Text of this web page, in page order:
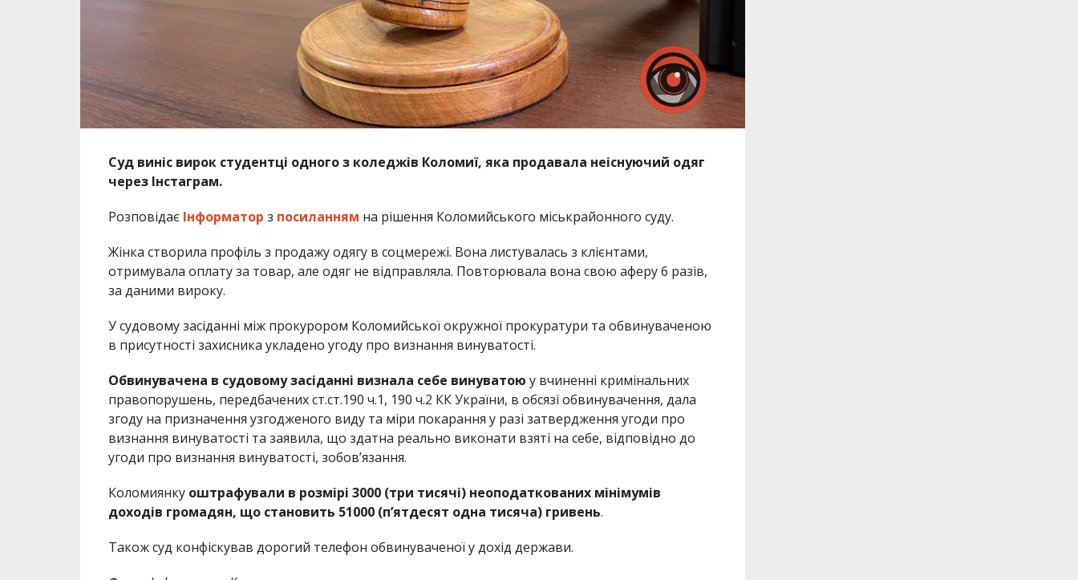
Суд виніс вирок студентці одного з коледжів Коломиї, яка продавала неіснуючий одяг
через Інстаграм.
РозповідаєІнформатор з посиланням на рішення Коломийського міськрайонного суду.
Жінка створила профіль з продажу одягу в соцмережі. Вона листувалась з клієнтами,
отримувала оплату за товар, але одяг не відправляла. Повторювала вона свою аферу 6 разів,
за даними вироку.
У судовому засіданні між прокурором Коломийської окружної прокуратури та обвинуваченою
в присутності захисника укладено угоду про визнання винуватості.
Обвинувачена в судовому засіданні визнала себе винуватою у вчиненні кримінальних
правопорушень, передбачених ст.ст.190 ч.1, 190 ч.2 КК України, в обсязі обвинувачення, дала
згоду на призначення узгодженого виду та міри покарання у разі затвердження угоди про
визнання винуватості та заявила, що здатна реально виконати взяті на себе, відповідно до
угоди про визнання винуватості, зобов’язання.
Коломиянку оштрафували в розмірі 3000 (три тисячі) неоподаткованих мінімумів
доходів громадян, що становить 51000 (п’ятдесят одна тисяча) гривень.
Також суд конфіскував дорогий телефон обвинуваченої у дохід держави.